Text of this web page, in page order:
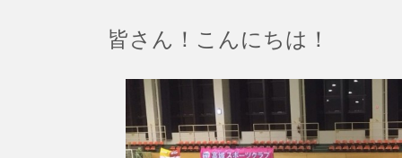
皆さん！こんにちは！